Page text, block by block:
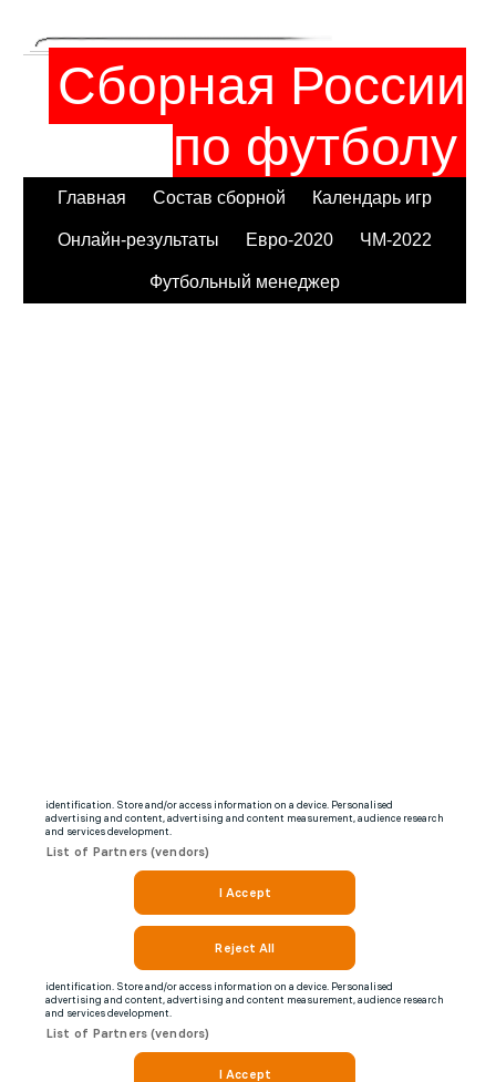
Сборная России
по футболу
Главная Состав сборной Календарь игр
Онлайн-результаты Евро-2020 ЧМ-2022
Футбольный менеджер